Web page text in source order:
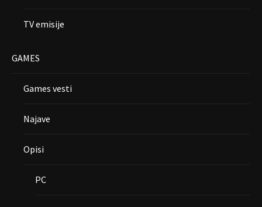
TV emisije
GAMES
Games vesti
Najave
Opisi
PC